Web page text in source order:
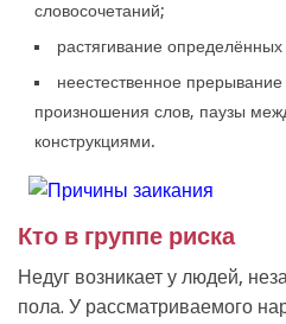
словосочетаний;
растягивание определённых
неестественное
произношения слов, паузы
конструкциями.
Кто в группе риска
Недуг возникает у людей,
пола. У рассматриваемого